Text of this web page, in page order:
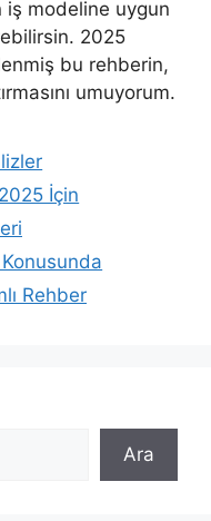
modeline uygun
2025
bu rehberin,
umuyorum.
İçin
Rehber
Ara